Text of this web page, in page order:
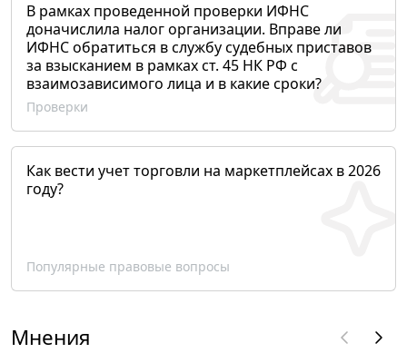
В рамках проведенной проверки ИФНС
доначислила налог организации. Вправе ли
ИФНС обратиться в службу судебных приставов
за взысканием в рамках ст. 45 НК РФ с
взаимозависимого лица и в какие сроки?
Проверки
Как вести учет торговли на маркетплейсах в 2026
году?
Популярные правовые вопросы
Мнения